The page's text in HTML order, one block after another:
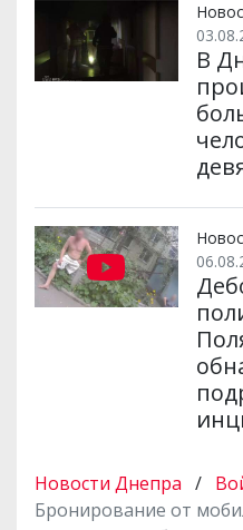
В
Новости Днепра /
Бронирование от